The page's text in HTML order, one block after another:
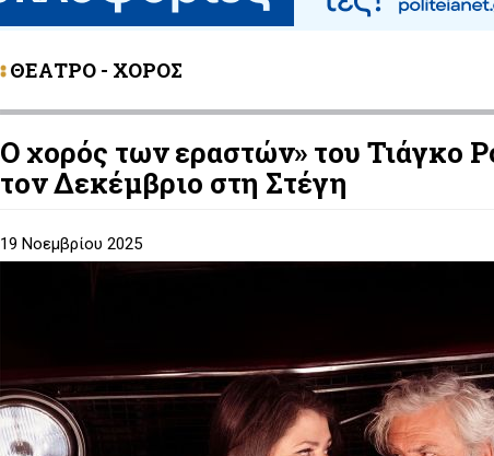
ΘΕΑΤΡΟ - ΧΟΡΟΣ
Ο χορός των εραστών» του Τιάγκο
τον Δεκέμβριο στη Στέγη
19 Νοεμβρίου 2025